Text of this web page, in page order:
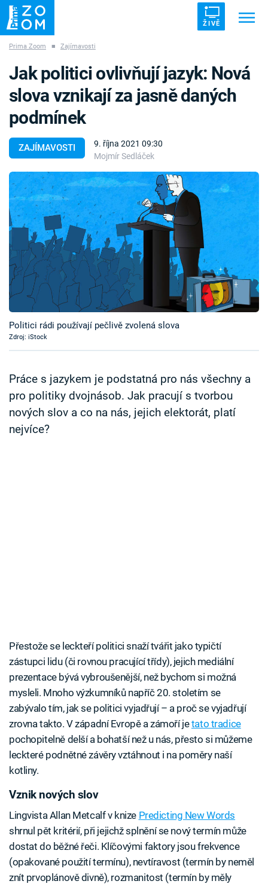
ŽIVĚ
ZÁHADY VETŘELCI DÁVNOVĚKU
Témata
Témata
Pořady
TV Program
Časopis
Sledujte prima+
Sledujte nás
Prima Zoom ■ Zajímavosti
ZAJÍMAVOSTI
9. října 2021 09:30
Mojmír Sedláček
Jak politici ovlivňují jazyk: Nová
slova vznikají za jasně daných
podmínek
Politici rádi používají pečlivě zvolená slova
Zdroj: iStock
Práce s jazykem je podstatná pro nás všechny a
pro politiky dvojnásob. Jak pracují s tvorbou
nových slov a co na nás, jejich elektorát, platí
nejvíce?
Přestože se leckteří politici snaží tvářit jako typičtí
zástupci lidu (či rovnou pracující třídy), jejich mediální
prezentace bývá vybroušenější, než bychom si možná
mysleli. Mnoho výzkumníků napříč 20. stoletím se
zabývalo tím, jak se politici vyjadřují – a proč se vyjadřují
zrovna takto. V západní Evropě a zámoří jetato tradice
pochopitelně delší a bohatší než u nás, přesto si můžeme
leckteré podnětné závěry vztáhnout i na poměry naší
kotliny.
Vznik nových slov
Lingvista Allan Metcalf v knize Predicting New Words
shrnul pět kritérií, při jejichž splnění se nový termín může
dostat do běžné řeči. Klíčovými faktory jsou frekvence
(opakované použití termínu), nevtíravost (termín by neměl
znít prvoplánově divně), rozmanitost (termín by měly